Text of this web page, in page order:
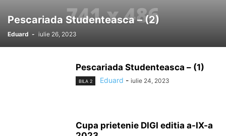
Pescariada Studenteasca – (2)
Eduard - iulie 26, 2023
Pescariada Studenteasca – (1)
BILA 2 Eduard - iulie 24, 2023
Cupa prietenie DIGI editia a-IX-a